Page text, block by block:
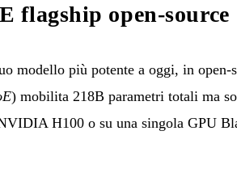
flagship open-source
modello più potente a oggi, in open-
) mobilita 218B parametri totali ma
H100 o su una singola GPU